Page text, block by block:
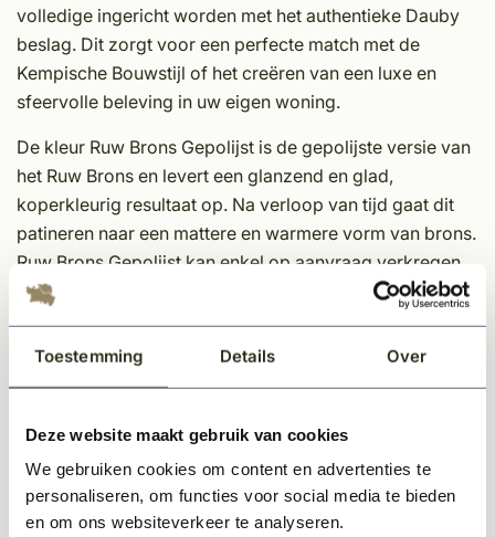
Toestemming Details Over
Deze website maakt gebruik van cookies
We gebruiken cookies om content en advertenties te
personaliseren, om functies voor social media te bieden
en om ons websiteverkeer te analyseren.
volledige ingericht worden met het authentieke Dauby
beslag. Dit zorgt voor een perfecte match met de
Kempische Bouwstijl of het creëren van een luxe en
sfeervolle beleving in uw eigen woning.
De kleur Ruw Brons Gepolijst is de gepolijste versie van
het Ruw Brons en levert een glanzend en glad,
koperkleurig resultaat op. Na verloop van tijd gaat dit
patineren naar een mattere en warmere vorm van brons.
Ruw Brons Gepolijst kan enkel op aanvraag verkregen
worden, dus hou rekening met de levertermijn.
Unieke afwerking
In meerdere kleuren en varianten leverbaar
Sfeervol en karakteristieke uitstraling
Onderhoudsvriendelijk materiaal